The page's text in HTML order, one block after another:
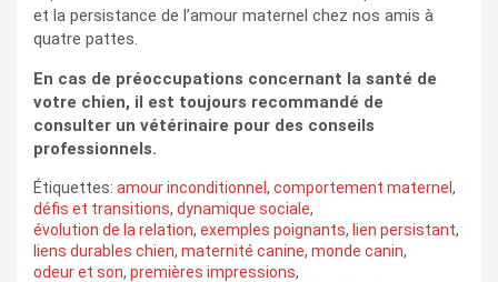
et la persistance de l’amour maternel chez nos amis à
quatre pattes.
En cas de préoccupations concernant la santé de
votre chien, il est toujours recommandé de
consulter un vétérinaire pour des conseils
professionnels.
Étiquettes: amour inconditionnel , comportement maternel ,
défis et transitions, dynamique sociale,
évolution de la relation, exemples poignants, lien persistant,
liens durables chien, maternité canine, monde canin,
odeur et son, premières impressions,